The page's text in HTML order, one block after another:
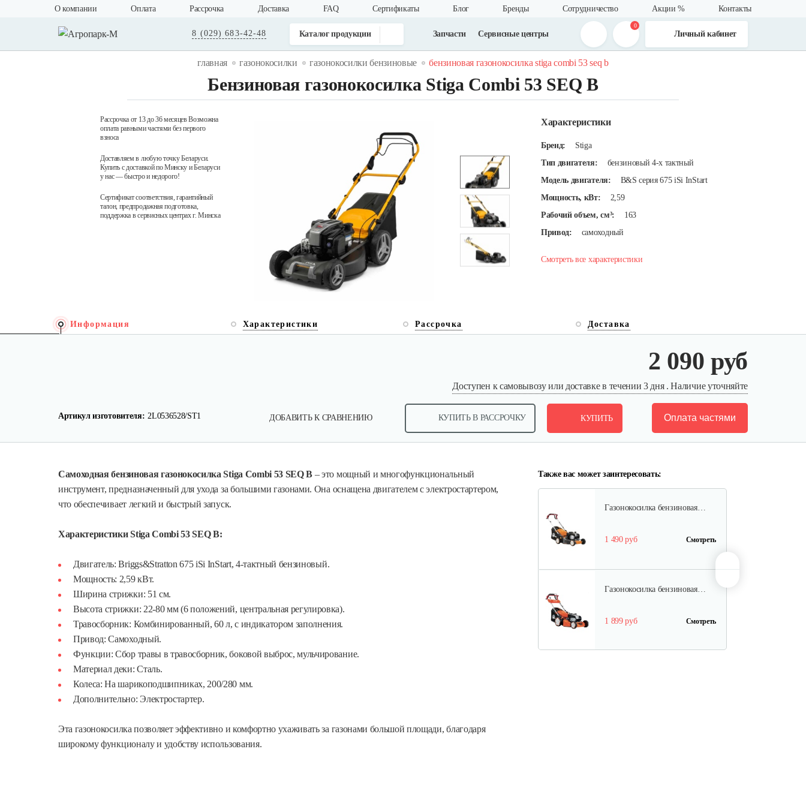
О компании Оплата Рассрочка Доставка FAQ Cертификаты Блог Бренды Сотрудничество Акции % Контакты
8 (029) 683-42-48 Каталог продукции Запчасти Сервисные центры
0
Личный кабинет
главная газонокосилки газонокосилки бензиновые бензиновая газонокосилка stiga combi 53 seq b
Бензиновая газонокосилка Stiga Combi 53 SEQ B
Рассрочка от 13 до 36 месяцев Возможна
оплата равными частями без первого
взноса
Доставляем в любую точку Беларуси.
Купить с доставкой по Минску и Беларуси
у нас — быстро и недорого!
Сертификат соответствия, гарантийный
талон, предпродажная подготовка,
поддержка в сервисных центрах г. Минска
Характеристики
Бренд:
Stiga
Тип двигателя:
бензиновый 4-х тактный
Модель двигателя:
B&S серия 675 iSi InStart
Мощность, кВт:
2,59
Рабочий объем, см³:
163
Привод:
самоходный
Смотреть все характеристики
Информация Характеристики Рассрочка Доставка
2 090 руб
Доступен к самовывозу или доставке в течении 3 дня . Наличие уточняйте
Артикул изготовителя: 2L0536528/ST1 ДОБАВИТЬ К СРАВНЕНИЮ КУПИТЬ В РАССРОЧКУ КУПИТЬ Оплата частями
Самоходная бензиновая газонокосилка Stiga Combi 53 SEQ B – это мощный и многофункциональный
инструмент, предназначенный для ухода за большими газонами. Она оснащена двигателем с электростартером,
что обеспечивает легкий и быстрый запуск.
Характеристики Stiga Combi 53 SEQ B:
Двигатель: Briggs&Stratton 675 iSi InStart, 4-тактный бензиновый.
Мощность: 2,59 кВт.
Ширина стрижки: 51 см.
Высота стрижки: 22-80 мм (6 положений, центральная регулировка).
Травосборник: Комбинированный, 60 л, с индикатором заполнения.
Привод: Самоходный.
Функции: Сбор травы в травосборник, боковой выброс, мульчирование.
Материал деки: Сталь.
Колеса: На шарикоподшипниках, 200/280 мм.
Дополнительно: Электростартер.
Эта газонокосилка позволяет эффективно и комфортно ухаживать за газонами большой площади, благодаря
широкому функционалу и удобству использования.
Также вас может заинтересовать:
Смотреть
Газонокосилка бензиновая…
1 490 руб Смотреть
Газонокосилка бензиновая…
1 899 руб Смотреть